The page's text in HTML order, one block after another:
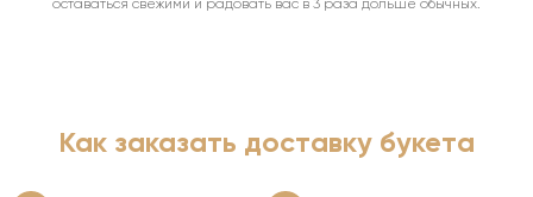
оставаться свежими и радовать вас в 3 раза дольше обычных.
Как заказать доставку букета